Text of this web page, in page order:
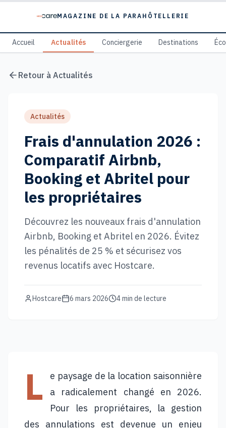
MAGAZINE DE LA PARAHÔTELLERIE
Accueil Actualités Conciergerie Destinations
Retour à Actualités
Actualités
Frais d'annulation 2026 :
Comparatif Airbnb,
Booking et Abritel pour
les propriétaires
Découvrez les nouveaux frais d'annulation
Airbnb, Booking et Abritel en 2026. Évitez
les pénalités de 25 % et sécurisez vos
revenus locatifs avec Hostcare.
Hostcare 6 mars 2026 4min de lecture
L
e paysage de la location saisonnière
a radicalement changé en 2026.
Pour les propriétaires, la gestion
des annulations est devenue un enjeu